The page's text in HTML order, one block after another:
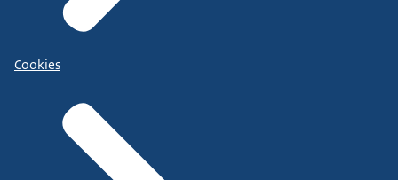
Cookies